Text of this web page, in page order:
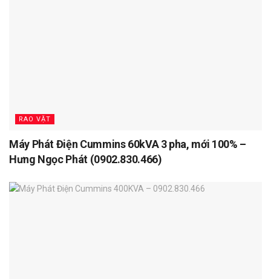
RAO VẶT
Máy Phát Điện Cummins 60kVA 3 pha, mới 100% –
Hưng Ngọc Phát (0902.830.466)